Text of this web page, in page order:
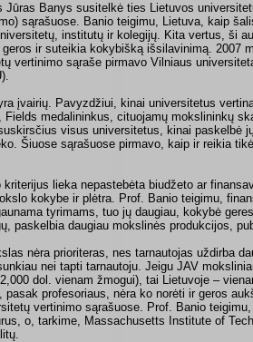
Jūras Banys susitelkė ties Lietuvos
sąrašuose. Banio teigimu, Lietuva, kaip
institutų ir kolegijų. Kita vertus, ši
ir suteikia kokybišką išsilavinimą. 2007
vertinimo sąraše pirmavo Vilniaus
įvairių. Pavyzdžiui, kinai universitetus
Fields medalininkus, cituojamų mokslininkų
visus universitetus, kinai paskelbė
Šiuose sąrašuose pirmavo, kaip ir reikia
lieka nepastebėta biudžeto ar
kokybe ir plėtra. Prof. Banio teigimu,
tyrimams, tuo jų daugiau, kokybė
paskelbia daugiau mokslinės produkcijos,
nėra prioriteras, nes tarnautojas uždirba
nei tapti tarnautoju. Jeigu JAV
dol. vienam žmogui), tai Lietuvoje –
profesoriaus, nėra ko norėti ir geros
vertinimo sąrašuose. Prof. Banio
o, tarkime, Massachusetts Institute of